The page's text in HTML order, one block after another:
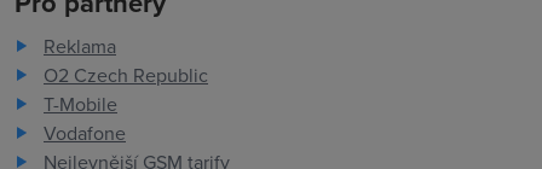
Reklama
O2 Czech Republic
T-Mobile
Vodafone
Nejlevnější GSM tarify